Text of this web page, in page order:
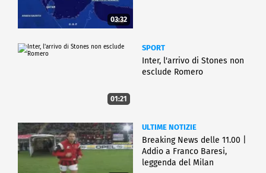
03:32
01:21
SPORT
Inter, l'arrivo di Stones non
esclude Romero
ULTIME NOTIZIE
Breaking News delle 11.00 |
Addio a Franco Baresi,
leggenda del Milan